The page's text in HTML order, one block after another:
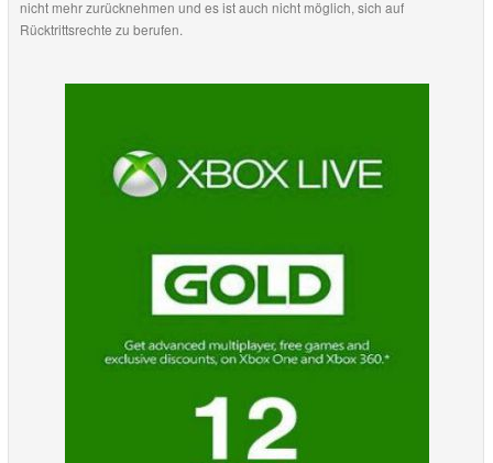
nicht mehr zurücknehmen und es ist auch nicht möglich, sich auf
Rücktrittsrechte zu berufen.